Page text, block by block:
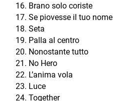
Brano solo coriste
Se piovesse il tuo nome
Seta
Palla al centro
Nonostante tutto
No Hero
L’anima vola
Luce
Together